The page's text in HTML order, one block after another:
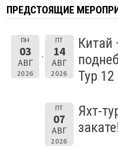
ПРЕДСТОЯЩИЕ
ПН
03
АВГ
2026
ПТ
14
АВГ
2026
Китай
Тур
ПТ
07
АВГ
2026
Яхт-